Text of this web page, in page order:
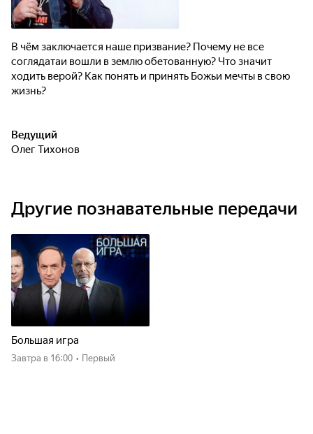
В чём заключается наше призвание? Почему не все
соглядатаи вошли в землю обетованную? Что значит
ходить верой? Как понять и принять Божьи мечты в свою
жизнь?
Ведущий
Олег Тихонов
Другие познавательные передачи
Большая игра
Завтра в 16:00 • Первый